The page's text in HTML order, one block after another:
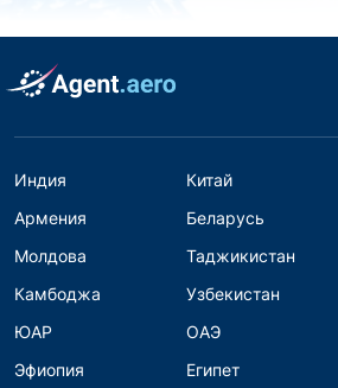
Индия Китай
Армения
Беларусь
Молдова
Таджикистан
Камбоджа
Узбекистан
ЮАР
ОАЭ
Эфиопия
Египет